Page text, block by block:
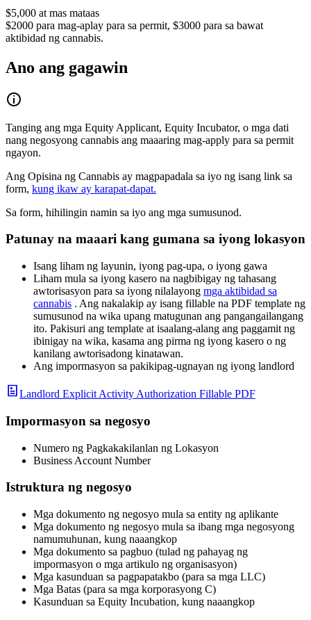
$5,000 at mas mataas
$2000 para mag-aplay para sa permit, $3000 para sa bawat
aktibidad ng cannabis.
Ano ang gagawin
Tanging ang mga Equity Applicant, Equity Incubator, o mga dati
nang negosyong cannabis ang maaaring mag-apply para sa permit
ngayon.
Ang Opisina ng Cannabis ay magpapadala sa iyo ng isang link sa
form, kung ikaw ay karapat-dapat.
Sa form, hihilingin namin sa iyo ang mga sumusunod.
Patunay na maaari kang gumana sa iyong lokasyon
Isang liham ng layunin, iyong pag-upa, o iyong gawa
Liham mula sa iyong kasero na nagbibigay ng tahasang
awtorisasyon para sa iyong nilalayong mga aktibidad sa
cannabis . Ang nakalakip ay isang fillable na PDF template ng
sumusunod na wika upang matugunan ang pangangailangang
ito. Pakisuri ang template at isaalang-alang ang paggamit ng
ibinigay na wika, kasama ang pirma ng iyong kasero o ng
kanilang awtorisadong kinatawan.
Ang impormasyon sa pakikipag-ugnayan ng iyong landlord
Landlord Explicit Activity Authorization Fillable PDF
Impormasyon sa negosyo
Numero ng Pagkakakilanlan ng Lokasyon
Business Account Number
Istruktura ng negosyo
Mga dokumento ng negosyo mula sa entity ng aplikante
Mga dokumento ng negosyo mula sa ibang mga negosyong
namumuhunan, kung naaangkop
Mga dokumento sa pagbuo (tulad ng pahayag ng
impormasyon o mga artikulo ng organisasyon)
Mga kasunduan sa pagpapatakbo (para sa mga LLC)
Mga Batas (para sa mga korporasyong C)
Kasunduan sa Equity Incubation, kung naaangkop